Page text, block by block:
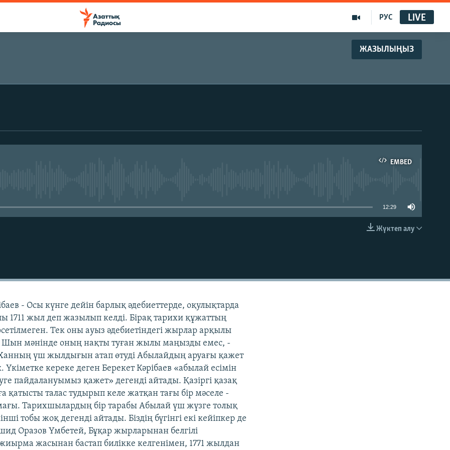
РУС LIVE
ЖАЗЫЛЫҢЫЗ
EMBED
EMBED
12:29
Жүктеп алу
- Осы күнге дейін барлық әдебиеттерде, оқулықтарда
1711 жыл деп жазылып келді. Бірақ тарихи құжаттың
Тек оны ауыз әдебиетіндегі жырлар арқылы
Шын мәнінде оның нақты туған жылы маңызды емес, -
үш жылдығын атап өтуді Абылайдың аруағы қажет
Үкіметке кереке деген Берекет Кәрібаев «абылай есімін
пайдалануымыз қажет» дегенді айтады. Қазіргі қазақ
қатысты талас тудырып келе жатқан тағы бір мәселе -
Тарихшылардың бір тарабы Абылай үш жүзге толық
тобы жоқ дегенді айтады. Біздің бүгінгі екі кейіпкер де
Оразов Үмбетей, Бұқар жырларынан белгілі
жасынан бастап билікке келгенімен, 1771 жылдан